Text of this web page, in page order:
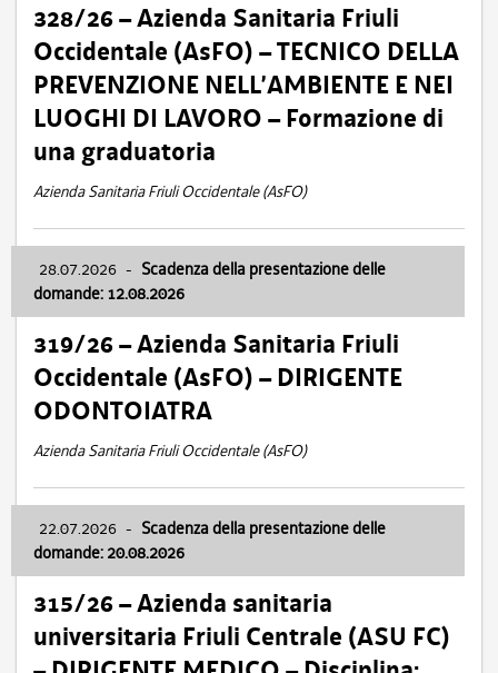
328/26 – Azienda Sanitaria Friuli
Occidentale (AsFO) – TECNICO DELLA
PREVENZIONE NELL’AMBIENTE E NEI
LUOGHI DI LAVORO – Formazione di
una graduatoria
Azienda Sanitaria Friuli Occidentale (AsFO)
28.07.2026 - Scadenza della presentazione delle
domande: 12.08.2026
319/26 – Azienda Sanitaria Friuli
Occidentale (AsFO) – DIRIGENTE
ODONTOIATRA
Azienda Sanitaria Friuli Occidentale (AsFO)
22.07.2026 - Scadenza della presentazione delle
domande: 20.08.2026
315/26 – Azienda sanitaria
universitaria Friuli Centrale (ASU FC)